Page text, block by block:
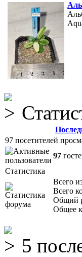
97 посетителей
97
Статистика
Всего
Всего
Общий
Общее
5